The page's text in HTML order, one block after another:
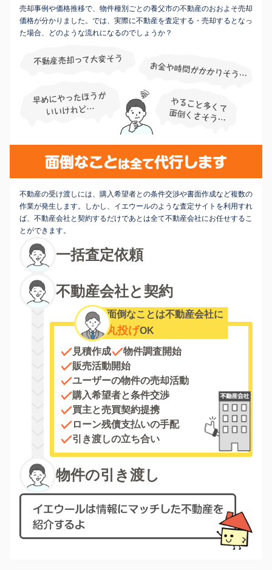
売却事例や価格推移で、物件種別ごとの養父市の不動産のおおよそ売却
価格が分かりました。では、実際に不動産を査定する・売却するとなっ
た場合、どのような流れになるのでしょうか？
不動産の受け渡しには、購入希望者との条件交渉や書面作成など複数の
作業が発生します。しかし、イエウールのような査定サイトを利用すれ
ば、不動産会社と契約するだけであとは全て不動産会社にお任せするこ
とができます。
一括査定依頼
不動産会社と契約
面倒なことは不動産会社に
丸投げOK
見積作成
物件調査開始
販売活動開始
ユーザーの物件の売却活動
購入希望者と条件交渉
買主と売買契約提携
ローン残債支払いの手配
引き渡しの立ち合い
物件の引き渡し